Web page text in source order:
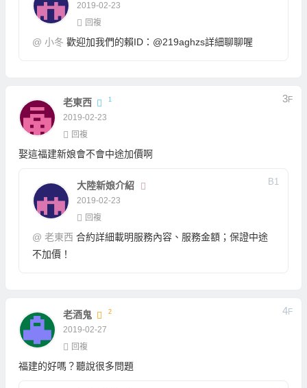
2019-02-23
回複
@ 小冬 歡迎加我們的賴ID：@219aghzs詳細聊聊喔
老東西 1
2019-02-23
3F
回複
娶這福建新娘會不會中途加價啊
大陸新娘介紹
2019-02-23
B1
回複
@ 老東西 合約詳細載明服務內容、服務金額；保證中途
不加價！
老酒鬼 2
2019-02-27
4F
回複
福建的好嗎？聽說很多問題